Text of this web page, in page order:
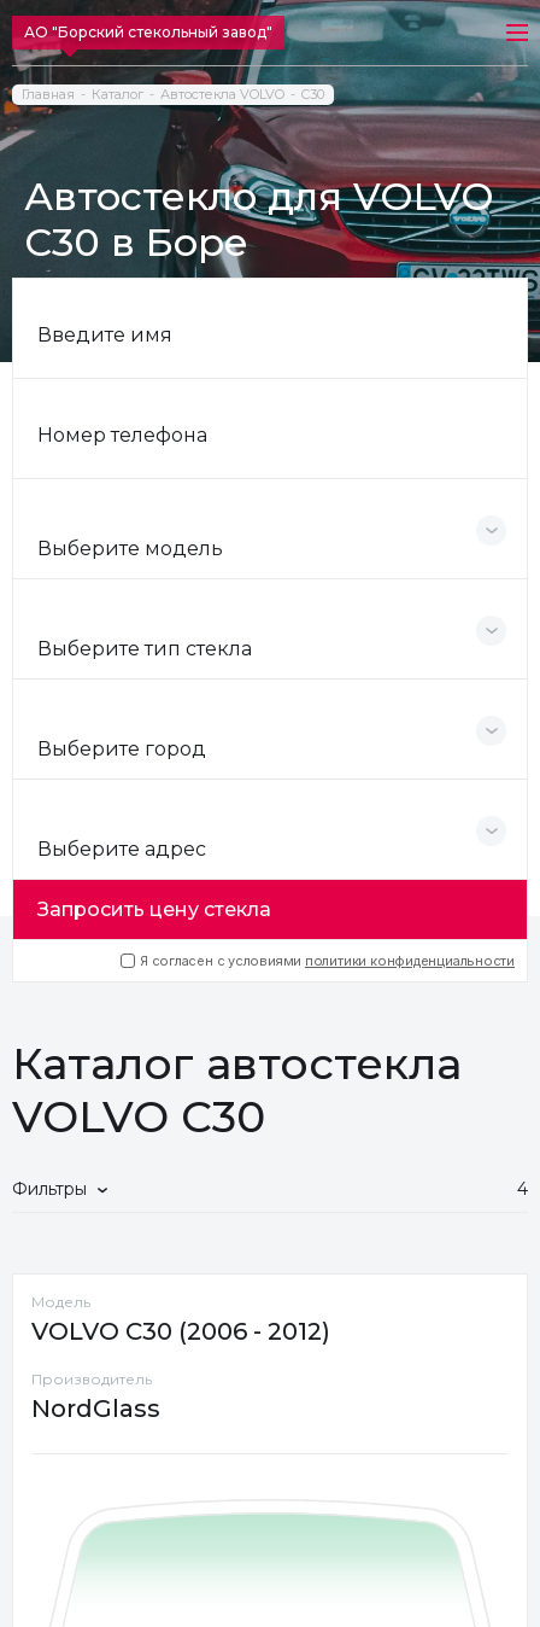
АО "Борский стекольный завод"
Главная Каталог Автостекла VOLVO C30
Автостекло для VOLVO
C30 в Боре
Введите имя
Номер телефона
Выберите модель
Выберите тип стекла
Выберите город
Выберите адрес
Запросить цену стекла
Я согласен с условиями политики конфиденциальности
Каталог автостекла
VOLVO C30
Фильтры 4
Модель
VOLVO C30 (2006 - 2012)
Производитель
NordGlass